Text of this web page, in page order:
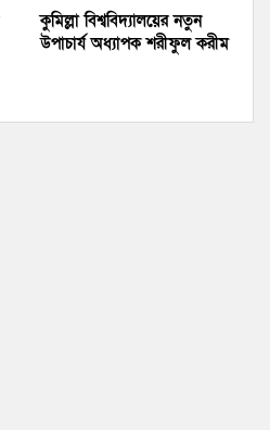
কুমিল্লা বিশ্ববিদ্যালয়ের নতুন
উপাচার্য অধ্যাপক শরীফুল করীম